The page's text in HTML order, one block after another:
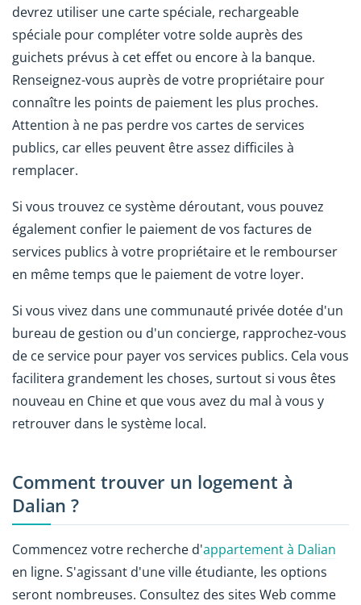
devrez utiliser une carte spéciale, rechargeable
spéciale pour compléter votre solde auprès des
guichets prévus à cet effet ou encore à la banque.
Renseignez-vous auprès de votre propriétaire pour
connaître les points de paiement les plus proches.
Attention à ne pas perdre vos cartes de services
publics, car elles peuvent être assez difficiles à
remplacer.
Si vous trouvez ce système déroutant, vous pouvez
également confier le paiement de vos factures de
services publics à votre propriétaire et le rembourser
en même temps que le paiement de votre loyer.
Si vous vivez dans une communauté privée dotée d'un
bureau de gestion ou d'un concierge, rapprochez-vous
de ce service pour payer vos services publics. Cela vous
facilitera grandement les choses, surtout si vous êtes
nouveau en Chine et que vous avez du mal à vous y
retrouver dans le système local.
Comment trouver un logement à
Dalian ?
Commencez votre recherche d'appartement à Dalian
en ligne. S'agissant d'une ville étudiante, les options
seront nombreuses. Consultez des sites Web comme